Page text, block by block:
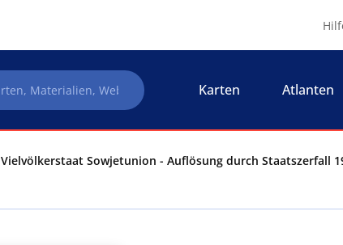
Karten Atlanten
Vielvölkerstaat Sowjetunion - Auflösung durch Staatszerfall